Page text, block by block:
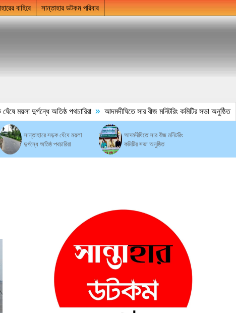
বাহিরে সান্তাহার ডটকম পরিবার
ময়লা দুর্গন্ধে অতিষ্ঠ পথচারিরা » আদমদীঘিতে সার বীজ মনিটরিং কমিটির সভা অনুষ্ঠিত
সান্তাহারে সড়ক ঘেঁষে ময়লা
দুর্গন্ধে অতিষ্ঠ পথচারিরা
আদমদীঘিতে সার বীজ মনিটরিং
কমিটির সভা অনুষ্ঠিত